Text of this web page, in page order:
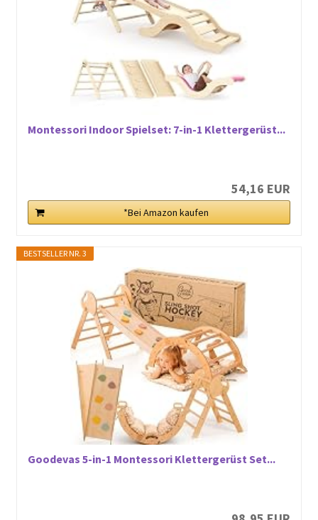
Montessori Indoor Spielset: 7-in-1 Klettergerüst...
54,16 EUR
*Bei Amazon kaufen
BESTSELLER NR. 3
Goodevas 5-in-1 Montessori Klettergerüst Set...